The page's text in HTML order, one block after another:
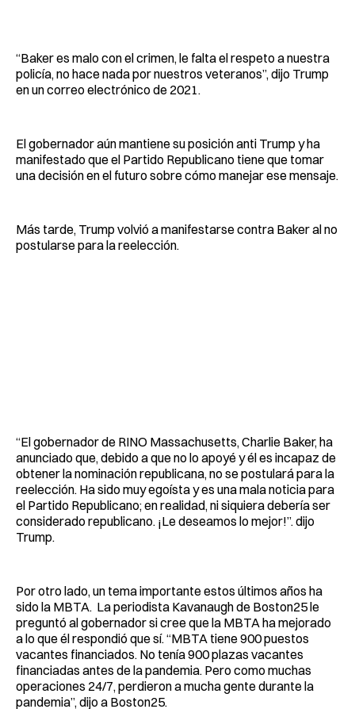
“Baker es malo con el crimen, le falta el respeto a nuestra
policía, no hace nada por nuestros veteranos”, dijo Trump
en un correo electrónico de 2021.
El gobernador aún mantiene su posición anti Trump y ha
manifestado que el Partido Republicano tiene que tomar
una decisión en el futuro sobre cómo manejar ese mensaje.
Más tarde, Trump volvió a manifestarse contra Baker al no
postularse para la reelección.
“El gobernador de RINO Massachusetts, Charlie Baker, ha
anunciado que, debido a que no lo apoyé y él es incapaz de
obtener la nominación republicana, no se postulará para la
reelección. Ha sido muy egoísta y es una mala noticia para
el Partido Republicano; en realidad, ni siquiera debería ser
considerado republicano. ¡Le deseamos lo mejor!”. dijo
Trump.
Por otro lado, un tema importante estos últimos años ha
sido la MBTA. La periodista Kavanaugh de Boston25 le
preguntó al gobernador si cree que la MBTA ha mejorado
a lo que él respondió que sí. “MBTA tiene 900 puestos
vacantes financiados. No tenía 900 plazas vacantes
financiadas antes de la pandemia. Pero como muchas
operaciones 24/7, perdieron a mucha gente durante la
pandemia”, dijo a Boston25.